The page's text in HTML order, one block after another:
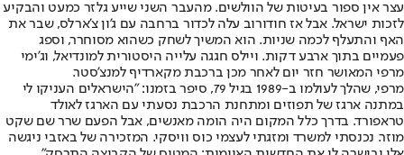
עצר אין ספור בעיטות של הוולשים. מהעבר השני שייע גלזר כמעט והבקיע
לזכות ישראל. אבל אז חודורוב עלה לכדור ברחבה עם ג'ון צ'ארלס, שבר את
האף והתעלף לכמה שניות. הוא המשיך לשחק כשהוא מסוחרר, וספג
פעמיים בתוך ארבע דקות. ויילס חגגה עלייה היסטורית למונדיאל, וג'ימי
מרפי המאושר חזר יום לאחר מכן ברכבת מקארדיף למנצ'סטר.
מרפי, שהלך לעולמו ב-1989 בגיל 79, סיפר בזמנו: "הישראלים העניקו לי
במתנה ארגז של תפוזים ומתחנת הרכבת נסעתי עם הארגז לאולד
טראפורד. בדרך כלל המקום היה הומה מאנשים, אבל הפעם שרר שם שקט
מוזר. נכנסתי למשרד ומזגתי לעצמי כוס וויסקי. המזכירה של באזבי ניגשה